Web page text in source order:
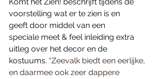
voorstelling wat er te zien is en
geeft door middel van een
speciale meet & feel inleiding extra
uitleg over het decor en de
kostuums. “Zeevalk biedt een eerlijke,
en daarmee ook zeer dappere